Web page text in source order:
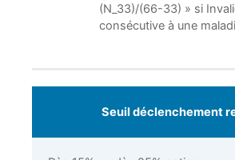
(N_33)/(66-33) » si
consécutive à une
Seuil déclenchement